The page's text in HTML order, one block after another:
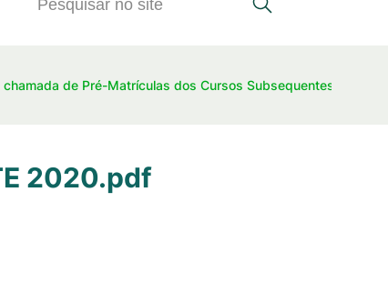
de Pré-Matrículas dos Cursos Subsequentes 2020
2020.pdf